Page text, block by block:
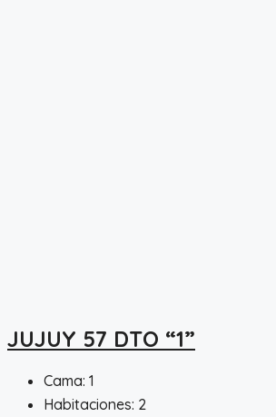
JUJUY 57 DTO “1”
Cama: 1
Habitaciones: 2